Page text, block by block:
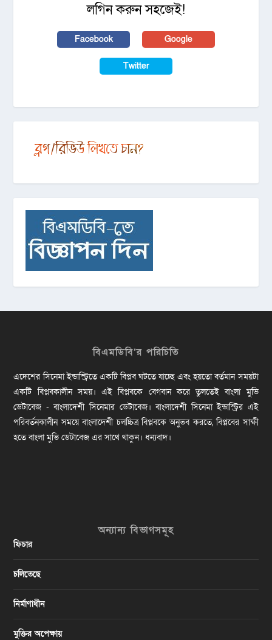
লগিন করুন সহজেই!
Facebook Google
Twitter
বিএমডিবি’র পরিচিতি
এদেশের সিনেমা ইন্ডাস্ট্রিতে একটি বিপ্লব ঘটতে যাচ্ছে এবং হয়তো বর্তমান সময়টা
একটি বিপ্লবকালীন সময়। এই বিপ্লবকে বেগবান করে তুলতেই বাংলা মুভি
ডেটাবেজ - বাংলাদেশী সিনেমার ডেটাবেজ। বাংলাদেশী সিনেমা ইন্ডাস্ট্রির এই
পরিবর্তনকালীন সময়ে বাংলাদেশী চলচ্চিত্র বিপ্লবকে অনুভব করতে, বিপ্লবের সাক্ষী
হতে বাংলা মুভি ডেটাবেজ এর সাথে থাকুন। ধন্যবাদ।
অন্যান্য বিভাগসমূহ
ফিচার
চলিতেছে
নির্মাণাধীন
মুক্তির অপেক্ষায়